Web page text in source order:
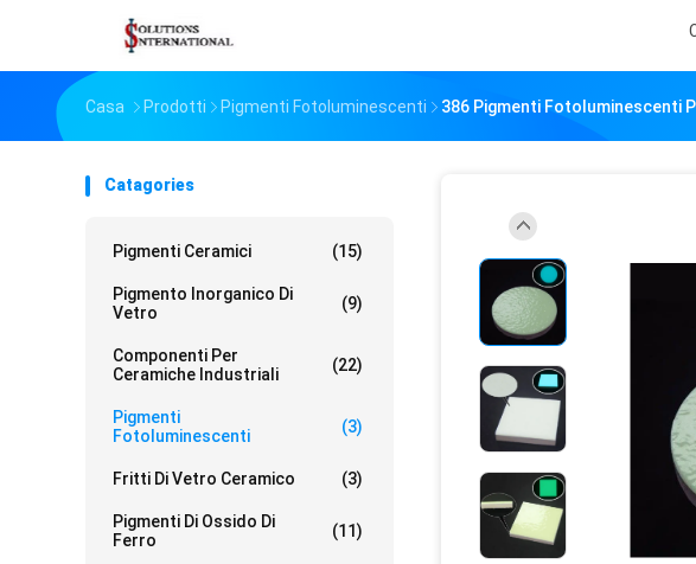
Casa Prodotti Pigmenti Fotoluminescenti 386 Pigmenti Fotoluminescenti
Catagories
Pigmenti Ceramici (15)
Pigmento Inorganico Di
Vetro
(9)
Componenti Per
Ceramiche Industriali
(22)
Pigmenti
Fotoluminescenti
(3)
Fritti Di Vetro Ceramico (3)
Pigmenti Di Ossido Di
Ferro
(11)